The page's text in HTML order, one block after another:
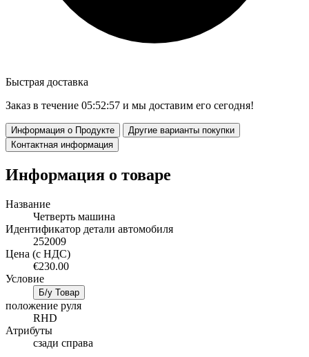
Быстрая доставка
Заказ в течение 05:52:56 и мы доставим его сегодня!
Информация о Продукте
Другие варианты покупки
Контактная информация
Информация о товаре
Название
Четверть машина
Идентификатор детали автомобиля
252009
Цена (с НДС)
€230.00
Условие
Б/у Товар
положение руля
RHD
Атрибуты
сзади справа